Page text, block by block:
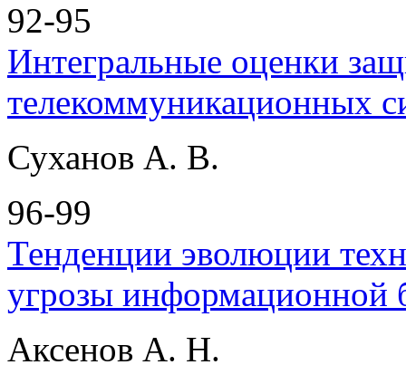
92-95
Интегральные оценки
телекоммуникационных
Суханов А. В.
96-99
Тенденции эволюции
угрозы информационной
Аксенов А. Н.